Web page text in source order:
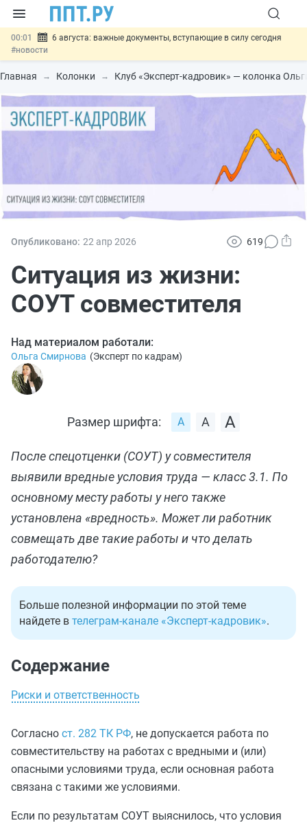
00:01
6 августа: важные документы, вступающие в силу сегодня
#новости
05.08 Обновили сообщения НПФ о договорах НПО и долгосрочных
сбережений#новости
гражданство: закон подписан
05.08 Систему страхования вкладов распространили на электронные
кошельки#новости
Подписан закон об упрощении госзакупок по 44-ФЗ
Главная Колонки Клуб «Эксперт-кадровик» — колонка
Опубликовано: 22 апр 2026 619
Ситуация из жизни:
СОУТ совместителя
Над материалом работали:
Ольга Смирнова (Эксперт по кадрам)
Размер шрифта:
После спецотценки (СОУТ) у совместителя
выявили вредные условия труда — класс 3.1. По
основному месту работы у него также
установлена «вредность». Может ли работник
совмещать две такие работы и что делать
работодателю?
Больше полезной информации по этой теме
найдете в телеграм-канале «Эксперт-кадровик».
Содержание
Риски и ответственность
Согласно ст. 282 ТК РФ, не допускается работа по
совместительству на работах с вредными и (или)
опасными условиями труда, если основная работа
связана с такими же условиями.
Если по результатам СОУТ выяснилось, что условия